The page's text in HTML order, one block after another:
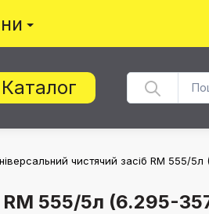
Каталог
чистячий засіб RM 555/5л
RM 555/5л (6.295-